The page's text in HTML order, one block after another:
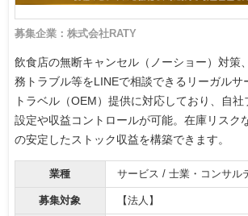
募集企業：株式会社RATY
飲食店の無断キャンセル（ノーショー）対策
務トラブル等をLINEで相談できるリーガルサ
トラベル（OEM）提供に対応しており、自
設定や収益コントロールが可能。在庫リスク
の安定したストック収益を構築できます。
業種 サービス / 士業・コンサル
募集対象 【法人】